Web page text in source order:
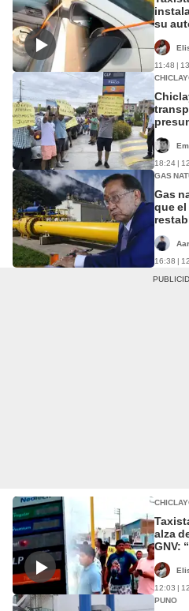
su
11:48 |
18:24 |
GAS
Gas
que el
16:38 |
alza
GNV:
12:03 |
PUNO